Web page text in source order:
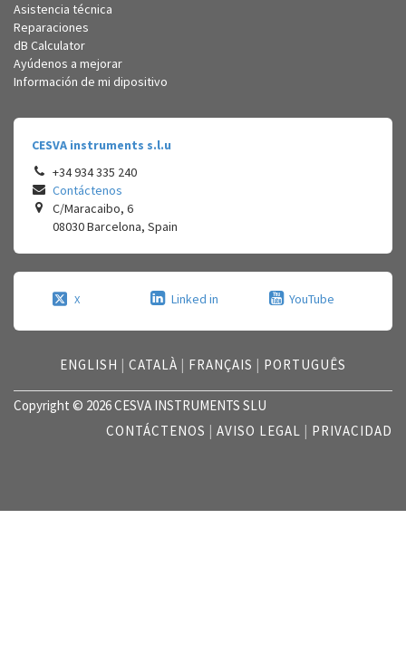
Asistencia técnica
Reparaciones
dB Calculator
Ayúdenos a mejorar
Información de mi dipositivo
CESVA instruments s.l.u
+34 934 335 240
Contáctenos
C/Maracaibo, 6
08030Barcelona, Spain
X Linked in YouTube
ENGLISH | CATALÀ | FRANÇAIS | PORTUGUÊS
Copyright © 2026 CESVA INSTRUMENTS SLU
CONTÁCTENOS | AVISO LEGAL | PRIVACIDAD